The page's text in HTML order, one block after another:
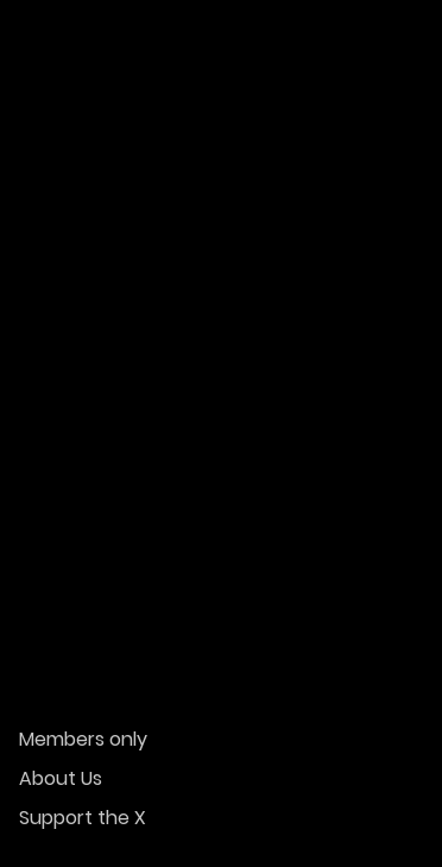
Members only
About Us
Support the X